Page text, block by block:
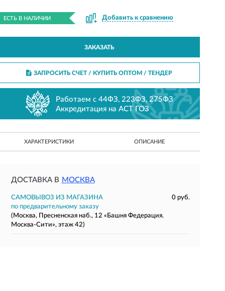
ЕСТЬ В НАЛИЧИИ Добавить к сравнению
ЗАКАЗАТЬ
ЗАПРОСИТЬ СЧЕТ / КУПИТЬ ОПТОМ/ ТЕНДЕР
Работаем с 44ФЗ, 223ФЗ, 275ФЗ
Аккредитация на АСТ ГОЗ
ХАРАКТЕРИСТИКИ ОПИСАНИЕ
ДОСТАВКА В МОСКВА
САМОВЫВОЗ ИЗ МАГАЗИНА
0 руб.
по предварительному заказу
(Москва, Пресненская наб., 12 «Башня Федерация.
Москва-Сити», этаж 42)